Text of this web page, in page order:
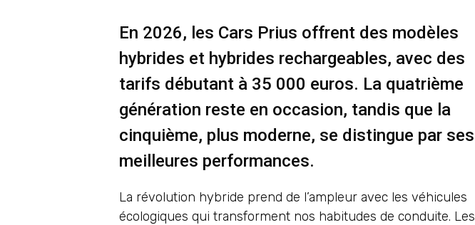
En 2026, les Cars Prius offrent des modèles
hybrides et hybrides rechargeables, avec des
tarifs débutant à 35 000 euros. La quatrième
génération reste en occasion, tandis que la
cinquième, plus moderne, se distingue par ses
meilleures performances.
La révolution hybride prend de l’ampleur avec les véhicules
écologiques qui transforment nos habitudes de conduite. Les